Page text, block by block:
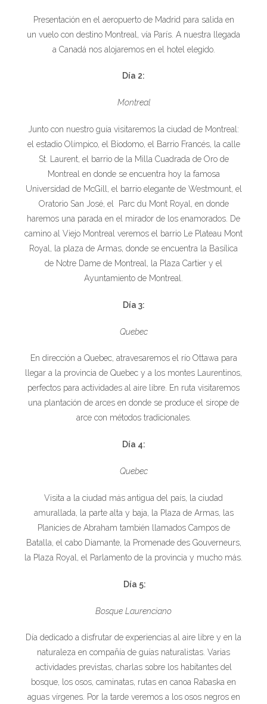
Presentación en el aeropuerto de Madrid para salida en
un vuelo con destino Montreal, vía París. A nuestra llegada
a Canadá nos alojaremos en el hotel elegido.
Día 2:
Montreal
Junto con nuestro guía visitaremos la ciudad de Montreal:
el estadio Olímpico, el Biodomo, el Barrio Francés, la calle
St. Laurent, el barrio de la Milla Cuadrada de Oro de
Montreal en donde se encuentra hoy la famosa
Universidad de McGill, el barrio elegante de Westmount, el
Oratorio San José, el Parc du Mont Royal, en donde
haremos una parada en el mirador de los enamorados. De
camino al Viejo Montreal veremos el barrio Le Plateau Mont
Royal, la plaza de Armas, donde se encuentra la Basílica
de Notre Dame de Montreal, la Plaza Cartier y el
Ayuntamiento de Montreal.
Día 3:
Quebec
En dirección a Quebec, atravesaremos el río Ottawa para
llegar a la provincia de Quebec y a los montes Laurentinos,
perfectos para actividades al aire libre. En ruta visitaremos
una plantación de arces en donde se produce el sirope de
arce con métodos tradicionales.
Día 4:
Quebec
Visita a la ciudad más antigua del país, la ciudad
amurallada, la parte alta y baja, la Plaza de Armas, las
Planicies de Abraham también llamados Campos de
Batalla, el cabo Diamante, la Promenade des Gouverneurs,
la Plaza Royal, el Parlamento de la provincia y mucho más.
Día 5:
Bosque Laurenciano
Día dedicado a disfrutar de experiencias al aire libre y en la
naturaleza en compañía de guías naturalistas. Varias
actividades previstas, charlas sobre los habitantes del
bosque, los osos, caminatas, rutas en canoa Rabaska en
aguas vírgenes. Por la tarde veremos a los osos negros en